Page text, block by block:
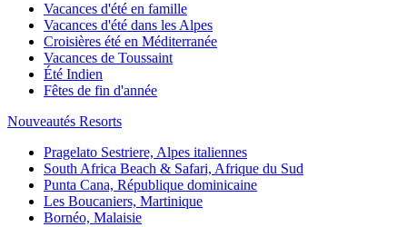
Vacances d'été en famille
Vacances d'été dans les Alpes
Croisières été en Méditerranée
Vacances de Toussaint
Été Indien
Fêtes de fin d'année
Nouveautés Resorts
Pragelato Sestriere, Alpes italiennes
South Africa Beach & Safari, Afrique du Sud
Punta Cana, République dominicaine
Les Boucaniers, Martinique
Bornéo, Malaisie